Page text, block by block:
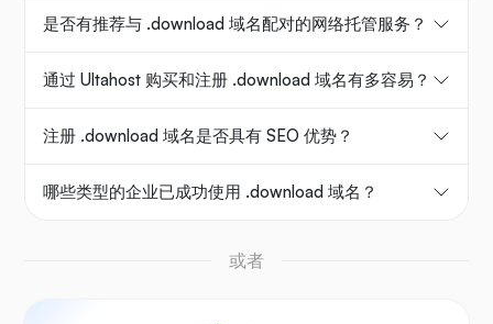
是否有推荐与 .download 域名配对的网络托管服务？
通过 Ultahost 购买和注册 .download 域名有多容易？
注册 .download 域名是否具有 SEO 优势？
哪些类型的企业已成功使用 .download 域名？
或者